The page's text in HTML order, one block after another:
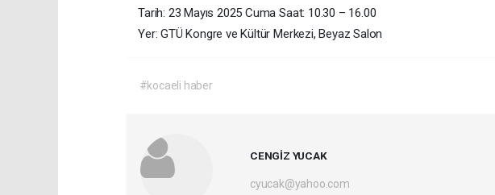
Tarih: 23 Mayıs 2025 Cuma Saat: 10.30 – 16.00
Yer: GTÜ Kongre ve Kültür Merkezi, Beyaz Salon
#kocaeli haber
CENGİZ YUCAK
cyucak@yahoo.com